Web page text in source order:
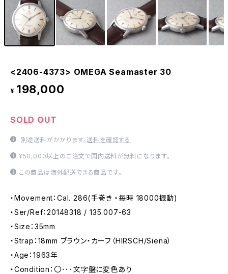
<2406-4373> OMEGA Seamaster 30
¥ 198,000
SOLD OUT
別途送料がかかります。送料を確認する
¥50,000以上のご注文で国内送料が無料になります。
この商品は海外配送できる商品です。
・Movement：Cal. 286(手巻き ・毎時 18000振動)
・Ser/Ref：20148318 / 135.007-63
・Size：35mm
・Strap：18mm ブラウン・カーフ（HIRSCH/Siena）
・Age：1963年
・Condition：〇･･･文字盤に変色あり